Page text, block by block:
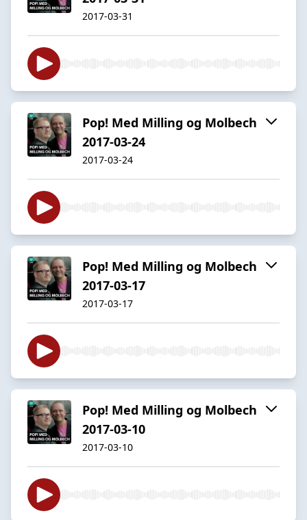
2017-03-31
Pop! Med Milling og Molbech
2017-03-24
2017-03-24
Pop! Med Milling og Molbech
2017-03-17
2017-03-17
Pop! Med Milling og Molbech
2017-03-10
2017-03-10